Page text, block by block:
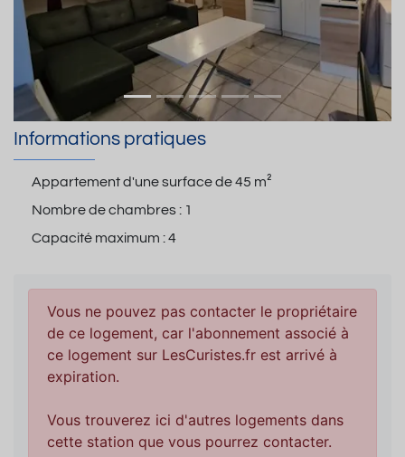
Informations pratiques
Appartement d'une surface de45 m²
Nombre de chambres : 1
Capacité maximum :4
Vous ne pouvez pas contacter le propriétaire
de ce logement, car l'abonnement associé à
ce logement sur LesCuristes.fr est arrivé à
expiration.
Vous trouverez ici d'autres logements dans
cette station que vous pourrez contacter.